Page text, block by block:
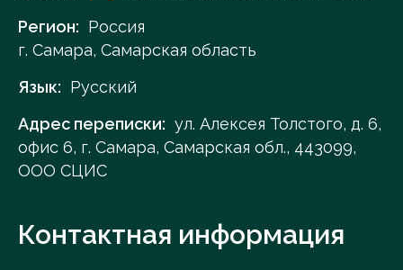
Регион: Россия
г. Самара, Самарская область
Язык: Русский
Адрес переписки: ул. Алексея Толстого, д. 6,
офис 6, г. Самара, Самарская обл., 443099,
ООО СЦИС
Контактная информация